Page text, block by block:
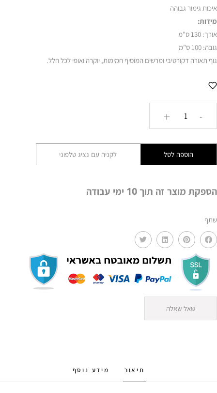
איכות גימור גבוהה
מידות:
אורך: 130 ס"מ
גובה: 100 ס"מ
גוף תאורה דקורטיבי ומרשים המוסיף חמימות, יוקרה ואופי לכל חלל.
-
+
הוספה לסל לקניה עם נציג טלפוני
הספקת מוצר זה תוך 10 ימי עבודה
שתף
שאל שאלה
תיאור מידע נוסף